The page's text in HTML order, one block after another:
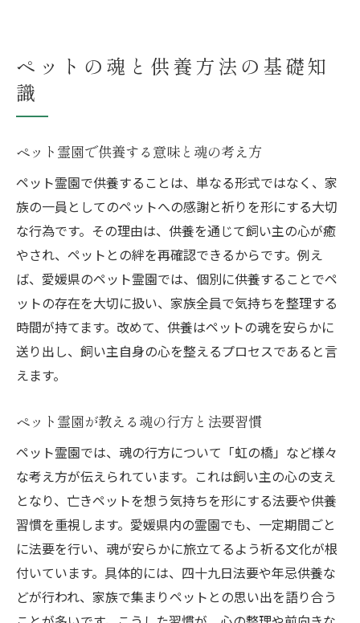
ペットの魂と供養方法の基礎知
識
ペット霊園で供養する意味と魂の考え方
ペット霊園で供養することは、単なる形式ではなく、家
族の一員としてのペットへの感謝と祈りを形にする大切
な行為です。その理由は、供養を通じて飼い主の心が癒
やされ、ペットとの絆を再確認できるからです。例え
ば、愛媛県のペット霊園では、個別に供養することでペ
ットの存在を大切に扱い、家族全員で気持ちを整理する
時間が持てます。改めて、供養はペットの魂を安らかに
送り出し、飼い主自身の心を整えるプロセスであると言
えます。
ペット霊園が教える魂の行方と法要習慣
ペット霊園では、魂の行方について「虹の橋」など様々
な考え方が伝えられています。これは飼い主の心の支え
となり、亡きペットを想う気持ちを形にする法要や供養
習慣を重視します。愛媛県内の霊園でも、一定期間ごと
に法要を行い、魂が安らかに旅立てるよう祈る文化が根
付いています。具体的には、四十九日法要や年忌供養な
どが行われ、家族で集まりペットとの思い出を語り合う